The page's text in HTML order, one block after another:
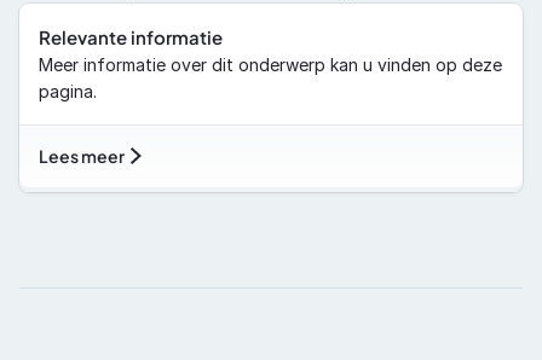
Relevante informatie
Meer informatie over dit onderwerp kan u vinden op deze
pagina.
Lees meer